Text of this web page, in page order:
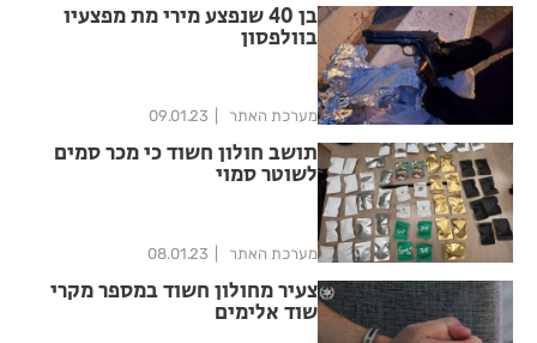
בן 40 שנפצע מירי מת מפצעיו
בוולפסון
מערכת האתר 09.01.23
תושב חולון חשוד כי מכר סמים
לשוטר סמוי
מערכת האתר 08.01.23
צעיר מחולון חשוד במספר מקרי
שוד אלימים